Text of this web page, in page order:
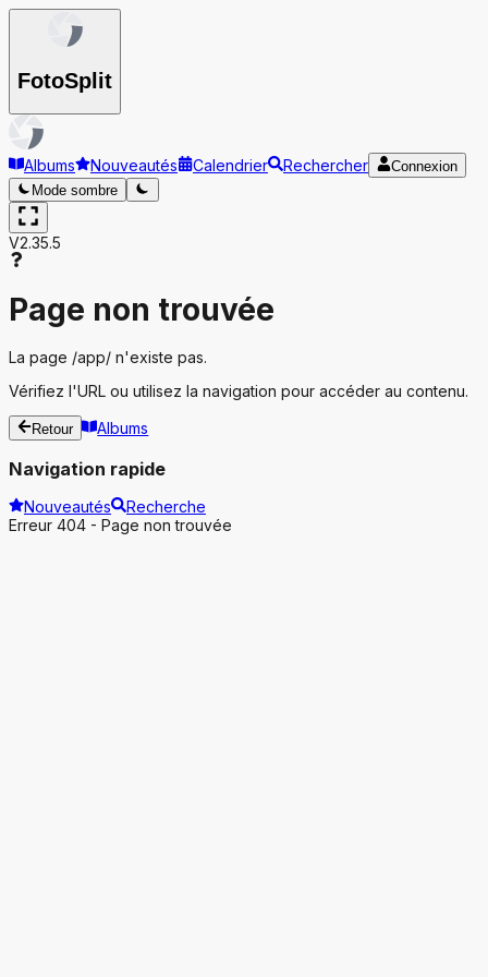
FotoSplit
Albums Nouveautés Calendrier Rechercher
Connexion
Mode sombre
V2.35.5
Page non trouvée
La page /app/ n'existe pas.
Vérifiez l'URL ou utilisez la navigation pour accéder au contenu.
Retour Albums
Navigation rapide
Nouveautés
Recherche
Erreur 404 - Page non trouvée